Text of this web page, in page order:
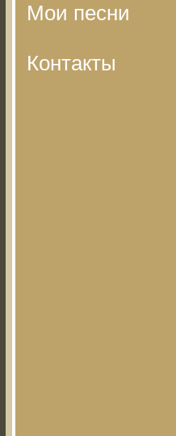
Мои песни
Контакты